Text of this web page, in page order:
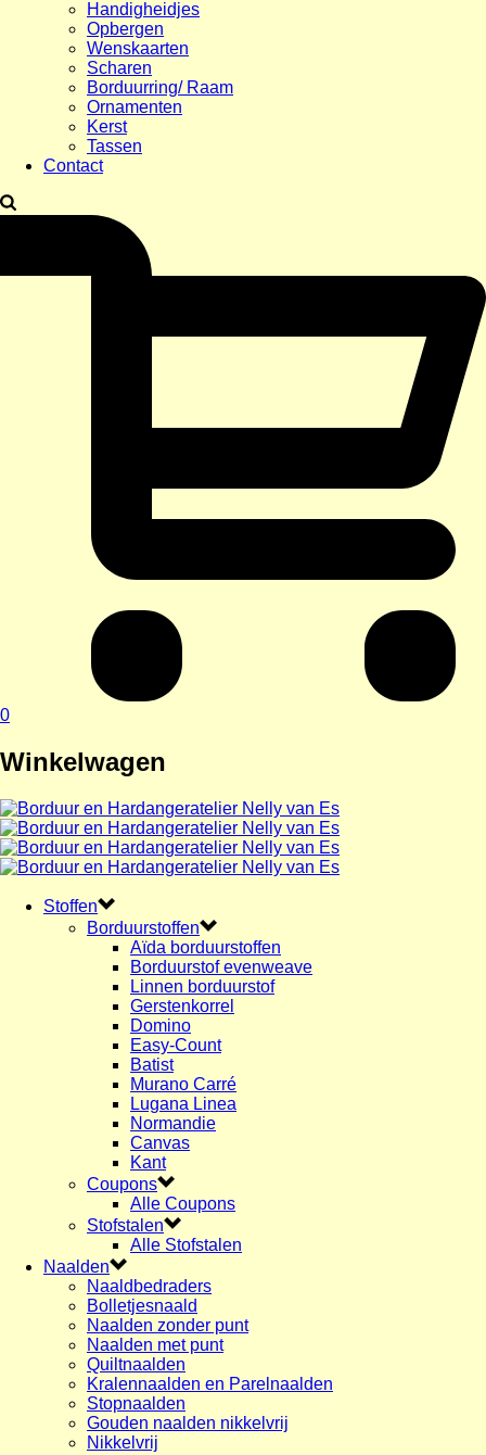
Handigheidjes
Opbergen
Wenskaarten
Scharen
Borduurring/ Raam
Ornamenten
Kerst
Tassen
Contact
0
Winkelwagen
Stoffen
Borduurstoffen
Aïda borduurstoffen
Borduurstof evenweave
Linnen borduurstof
Gerstenkorrel
Domino
Easy-Count
Batist
Murano Carré
Lugana Linea
Normandie
Canvas
Kant
Coupons
Alle Coupons
Stofstalen
Alle Stofstalen
Naalden
Naaldbedraders
Bolletjesnaald
Naalden zonder punt
Naalden met punt
Quiltnaalden
Kralennaalden en Parelnaalden
Stopnaalden
Gouden naalden nikkelvrij
Nikkelvrij